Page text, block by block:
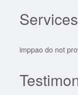
imppao do not